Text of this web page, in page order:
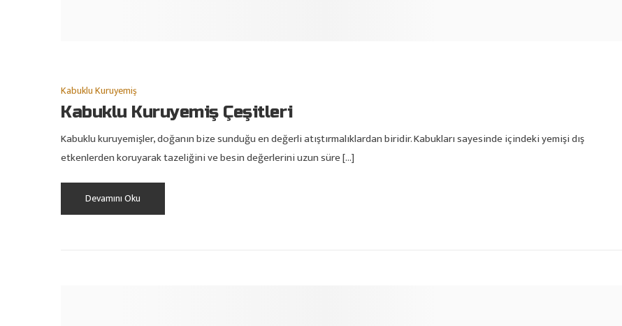
Kabuklu Kuruyemiş
Kabuklu Kuruyemiş Çeşitleri
Kabuklu kuruyemişler, doğanın bize sunduğu en değerli atıştırmalıklardan biridir. Kabukları sayesinde içindeki yemişi dış
etkenlerden koruyarak tazeliğini ve besin değerlerini uzun süre […]
Devamını Oku